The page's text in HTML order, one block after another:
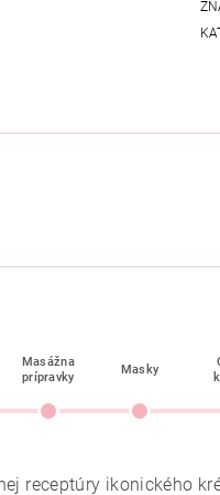
Masážna
prípravky
Masky
receptúry ikonického